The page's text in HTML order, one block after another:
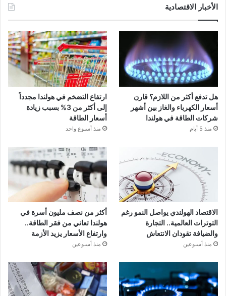
الأخبار الاقتصادية
هل تدفع أكثر من اللازم؟ قارن
أسعار الكهرباء والغاز بين أشهر
شركات الطاقة في هولندا
منذ 5 أيام
ارتفاع التضخم في هولندا مجدداً
إلى أكثر من 3% بسبب زيادة
أسعار الطاقة
منذ أسبوع واحد
الاقتصاد الهولندي يواصل النمو رغم
التوترات العالمية.. التجارة
والضيافة تقودان الانتعاش
منذ أسبوعين
أكثر من نصف مليون أسرة في
هولندا تعاني من فقر الطاقة..
وارتفاع الأسعار يزيد الأزمة
منذ أسبوعين